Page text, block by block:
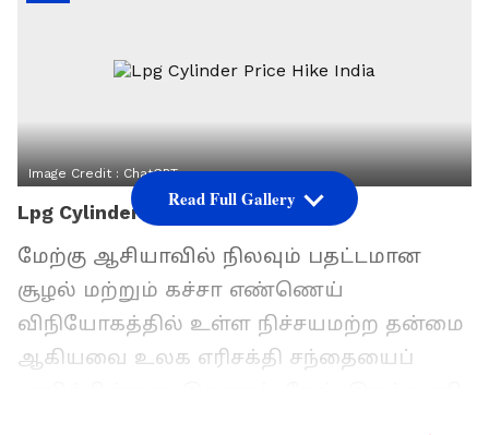
Image Credit : ChatGPT
Lpg Cylinder Price Hike India
மேற்கு ஆசியாவில் நிலவும் பதட்டமான
சூழல் மற்றும் கச்சா எண்ணெய்
விநியோகத்தில் உள்ள நிச்சயமற்ற தன்மை
ஆகியவை உலக எரிசக்தி சந்தையைப்
Read Full Gallery